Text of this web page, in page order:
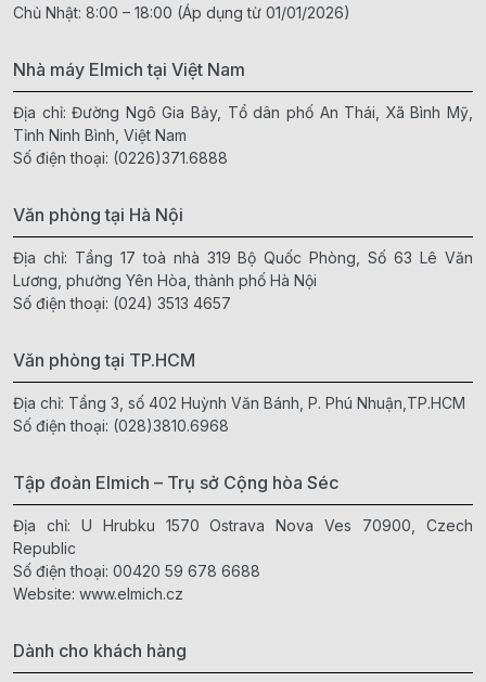
Chủ Nhật: 8:00 – 18:00 (Áp dụng từ 01/01/2026)
Nhà máy Elmich tại Việt Nam
Địa chỉ: Đường Ngô Gia Bảy, Tổ dân phố An Thái, Xã Bình Mỹ,
Tỉnh Ninh Bình, Việt Nam
Số điện thoại: (0226)371.6888
Văn phòng tại Hà Nội
Địa chỉ: Tầng 17 toà nhà 319 Bộ Quốc Phòng, Số 63 Lê Văn
Lương, phường Yên Hòa, thành phố Hà Nội
Số điện thoại: (024) 3513 4657
Văn phòng tại TP.HCM
Địa chỉ: Tầng 3, số 402 Huỳnh Văn Bánh, P. Phú Nhuận,TP.HCM
Số điện thoại: (028)3810.6968
Tập đoàn Elmich – Trụ sở Cộng hòa Séc
Địa chỉ: U Hrubku 1570 Ostrava Nova Ves 70900, Czech
Republic
Số điện thoại: 00420 59 678 6688
Website: www.elmich.cz
Dành cho khách hàng